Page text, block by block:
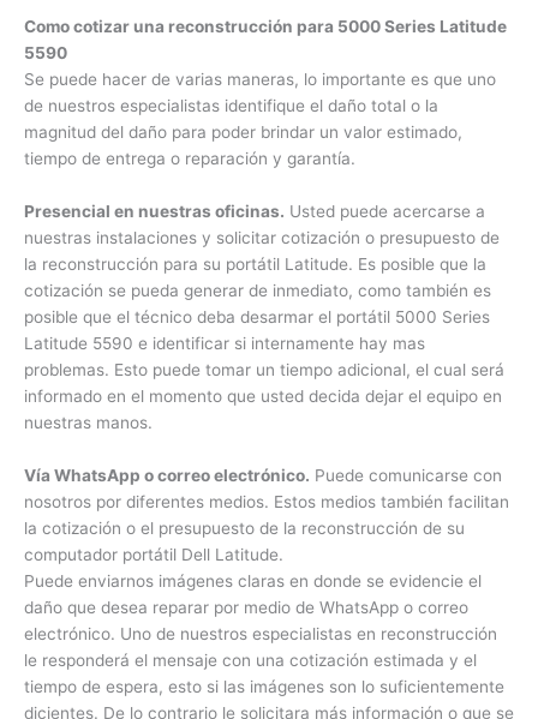
Como cotizar una reconstrucción para 5000 Series
Latitude 5590
Se puede hacer de varias maneras, lo importante es que uno
magnitud del daño para poder brindar un valor estimado,
tiempo de entrega o reparación y garantía.
Presencial en nuestras oficinas.Usted puede acercarse a
nuestras instalaciones y solicitar cotización o presupuesto
de la reconstrucción para su portátil Latitude. Es posible que
la cotización se pueda generar de inmediato, como también
es posible que el técnico deba desarmar el portátil 5000
Series Latitude 5590 e identificar si internamente hay mas
será informado en el momento que usted decida dejar el
equipo en nuestras manos.
Vía WhatsApp o correo electrónico.
con nosotros por diferentes medios. Estos medios también
facilitan la cotización o el presupuesto de la reconstrucción
de su computador portátil Dell Latitude.
Puede enviarnos imágenes claras en donde se evidencie el
daño que desea reparar por medio de WhatsApp o correo